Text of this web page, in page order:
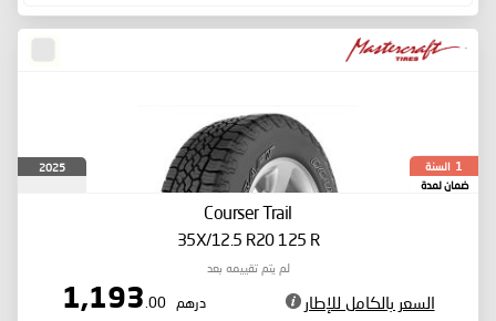
1 السنة
ضمان لمدة
2025
Courser Trail
35X/12.5 R20 125 R
لم يتم تقييمه بعد
السعر بالكامل للإطار درهم 1,193
.00